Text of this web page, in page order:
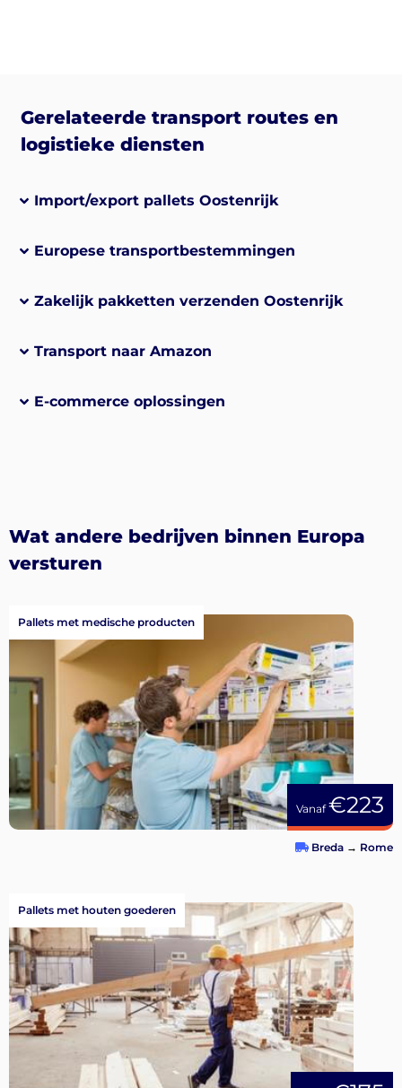
Gerelateerde transport routes en
logistieke diensten
Import/export pallets Oostenrijk
Europese transportbestemmingen
Zakelijk pakketten verzenden Oostenrijk
Transport naar Amazon
E-commerce oplossingen
Wat andere bedrijven binnen Europa
versturen
Vanaf€223
Pallets met medische producten
Breda → Rome
Pallets met houten goederen